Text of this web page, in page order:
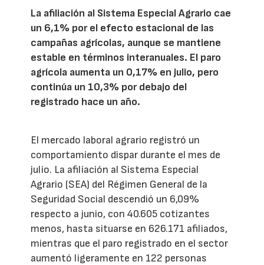
La afiliación al Sistema Especial Agrario cae
un 6,1% por el efecto estacional de las
campañas agrícolas, aunque se mantiene
estable en términos interanuales. El paro
agrícola aumenta un 0,17% en julio, pero
continúa un 10,3% por debajo del
registrado hace un año.
El mercado laboral agrario registró un
comportamiento dispar durante el mes de
julio. La afiliación al Sistema Especial
Agrario (SEA) del Régimen General de la
Seguridad Social descendió un 6,09%
respecto a junio, con 40.605 cotizantes
menos, hasta situarse en 626.171 afiliados,
mientras que el paro registrado en el sector
aumentó ligeramente en 122 personas